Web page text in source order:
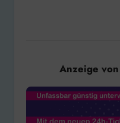
Anzeige